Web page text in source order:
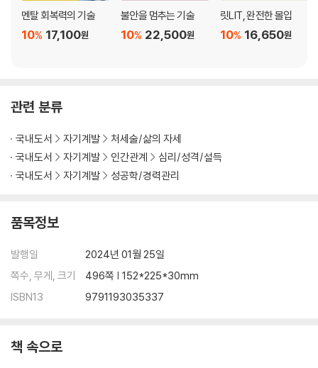
스 교수) … 407
어제도 견뎠으니 오늘도 견딜 수 있다 (도로시 딕스) … 412
새벽까지 살아 있을 줄 몰랐다 (J. C. 페니) … 415
이 문장이 나를 살게 해주었다 (조지프 R. 시주 박사) … 423
나는 세상에서 제일가는 멍청이였다 (퍼시 H. 와이팅) … 427
나는 항상 공급선을 열어두고자 노력했다 (진 오트리) … 430
인도에서 들은 목소리 (E. 스탠리 존스) … 435
보육원에 가지 않게 해달라고 신께 기도드렸다 (캐슬린 홀터) … 446
설거지하는 아내를 보고 걱정을 멈추는 법을 배웠다 (윌리엄 우드 목사) …
454
해답을 찾다 (델 휴스) … 457
L. 라이언) … 463
멘탈 회복력의 기술
17,100원
10%
불안을 멈추는 기술
22,500원
10%
릿LIT, 완전한 몰입
16,650원
10%
관련 분류
국내도서 자기계발
처세술/삶의 자세
국내도서
자기계발 인간관계
심리/성격/설득
국내도서
자기계발 성공학/경력관리
품목정보
발행일
2024년 01월 25일
쪽수, 무게, 크기
496쪽 | 152*225*30mm
ISBN13
9791193035337
책 속으로